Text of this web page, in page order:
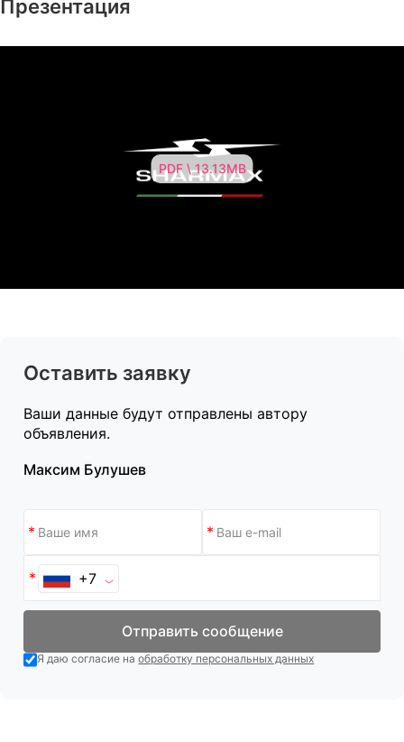
Презентация
PDF \ 13.13MB
Оставить заявку
Ваши данные будут отправлены автору
объявления.
Максим Булушев
+7
Отправить сообщение
Я даю согласие наобработку персональных данных